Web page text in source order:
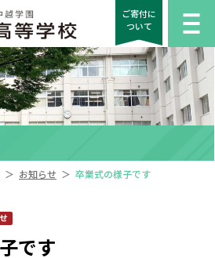
ご寄付に
ついて
＞ お知らせ ＞ 卒業式の様子です
です